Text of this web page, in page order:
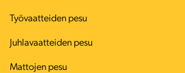
Työvaatteiden pesu
Juhlavaatteiden pesu
Mattojen pesu